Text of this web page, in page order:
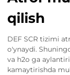
qilish
DEF SCR tizimi
o'ynaydi.
va h2o ga
kamaytirishda